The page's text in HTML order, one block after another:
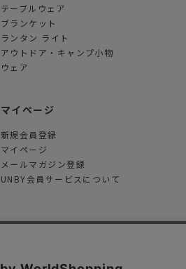
テーブルウェア
ブランケット
ランタン ライト
アウトドア・キャンプ小物
ウェア
マイページ
新規会員登録
マイページ
メールマガジン登録
UNBY会員サービスについて